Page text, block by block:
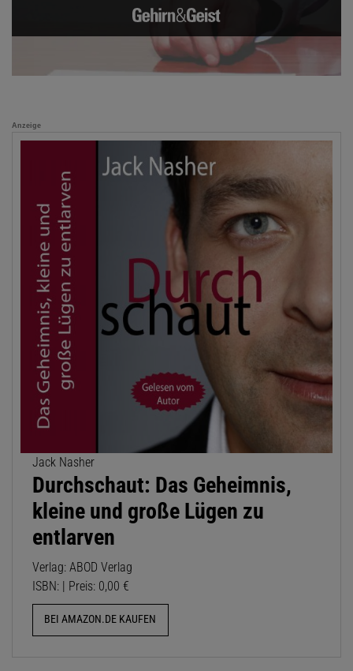
Anzeige
Jack Nasher
Durchschaut: Das Geheimnis,
kleine und große Lügen zu
entlarven
Verlag: ABOD Verlag
ISBN: | Preis: 0,00 €
BEI AMAZON.DE KAUFEN